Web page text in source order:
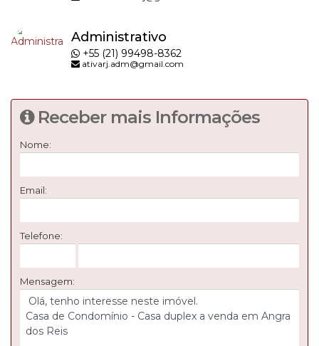
Administrativo
+55 (21) 99498-8362
ativarj.adm@gmail.com
Receber mais Informações
Nome:
Email:
Telefone:
Mensagem: